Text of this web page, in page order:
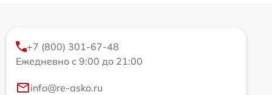
+7 (800) 301-67-48
Ежедневно с 9:00 до 21:00
info@re-asko.ru